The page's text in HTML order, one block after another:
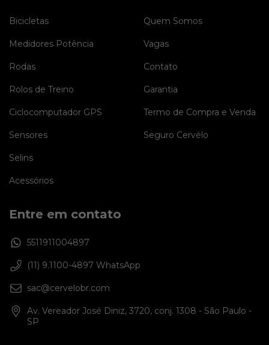
Bicicletas
Medidores Potência
Rodas
Rolos de Treino
Ciclocomputador GPS
Sensores
Selins
Acessórios
Quem Somos
Vagas
Contato
Garantia
Termo de Compra e Venda
Seguro Cervélo
Entre em contato
5511911004897
(11) 9.1100-4897 WhatsApp
sac@cervelobr.com
Av. Vereador José Diniz, 3720, conj. 1308 - São Paulo -
SP